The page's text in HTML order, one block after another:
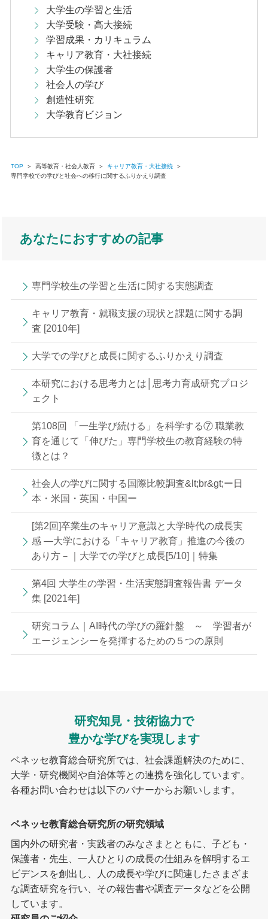
大学生の学習と生活
大学受験・高大接続
学習成果・カリキュラム
キャリア教育・大社接続
大学生の保護者
社会人の学び
創造性研究
大学教育ビジョン
TOP ＞ 高等教育・社会人教育 ＞ キャリア教育・大社接続
＞
専門学校での学びと社会への移行に関するふりかえり調査
あなたにおすすめの記事
専門学校生の学習と生活に関する実態調査
キャリア教育・就職支援の現状と課題に関する調
査 [2010年]
大学での学びと成長に関するふりかえり調査
本研究における思考力とは│思考力育成研究プロジ
ェクト
第108回 「一生学び続ける」を科学する⑦ 職業教
育を通じて「伸びた」専門学校生の教育経験の特
徴とは？
社会人の学びに関する国際比較調査&lt;br&gt;ー日
本・米国・英国・中国ー
[第2回]卒業生のキャリア意識と大学時代の成長実
感 —大学における「キャリア教育」推進の今後の
あり方－｜大学での学びと成長[5/10]｜特集
第4回 大学生の学習・生活実態調査報告書 データ
集 [2021年]
研究コラム｜AI時代の学びの羅針盤 ～ 学習者が
エージェンシーを発揮するための５つの原則
研究知見・技術協力で
豊かな学びを実現します
ベネッセ教育総合研究所では、社会課題解決のために、
大学・研究機関や自治体等との連携を強化しています。
各種お問い合わせは以下のバナーからお願いします。
ベネッセ教育総合研究所の研究領域
国内外の研究者・実践者のみなさまとともに、子ども・
保護者・先生、一人ひとりの成長の仕組みを解明するエ
ビデンスを創出し、人の成長や学びに関連したさまざま
な調査研究を行い、その報告書や調査データなどを公開
しています。